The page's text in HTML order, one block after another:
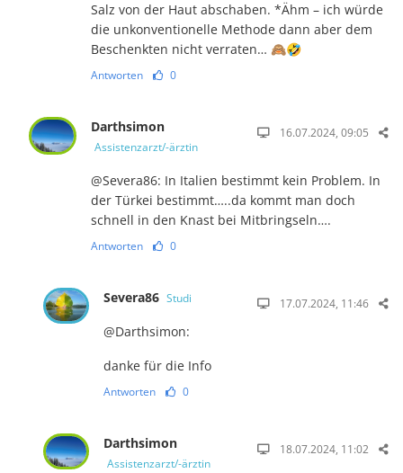
Salz von der Haut abschaben. *Ähm – ich würde
die unkonventionelle Methode dann aber dem
Beschenkten nicht verraten… 🙈🤣
Antworten 0
Darthsimon
Assistenzarzt/-ärztin
16.07.2024, 09:05
@Severa86: In Italien bestimmt kein Problem. In
der Türkei bestimmt…..da kommt man doch
schnell in den Knast bei Mitbringseln….
Antworten 0
Severa86 Studi 17.07.2024, 11:46
@Darthsimon:
danke für die Info
Antworten 0
Darthsimon
Assistenzarzt/-ärztin
18.07.2024, 11:02